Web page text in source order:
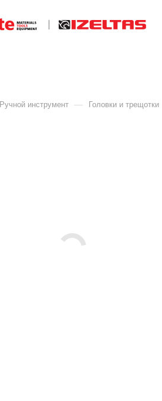
Ручной инструмент — Головки и трещотки